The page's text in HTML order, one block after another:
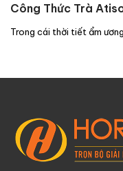
Công Thức Trà
Trong cái thời tiết ẩm